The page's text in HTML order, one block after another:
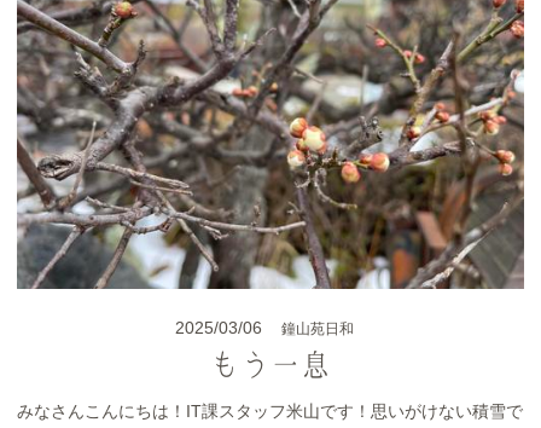
2025/03/06 鐘山苑日和
もう一息
みなさんこんにちは！IT課スタッフ米山です！思いがけない積雪で